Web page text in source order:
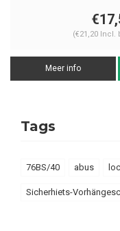
(€21,20 Incl.
Meer info
Tags
76BS/40 abus
Sicherhiets-